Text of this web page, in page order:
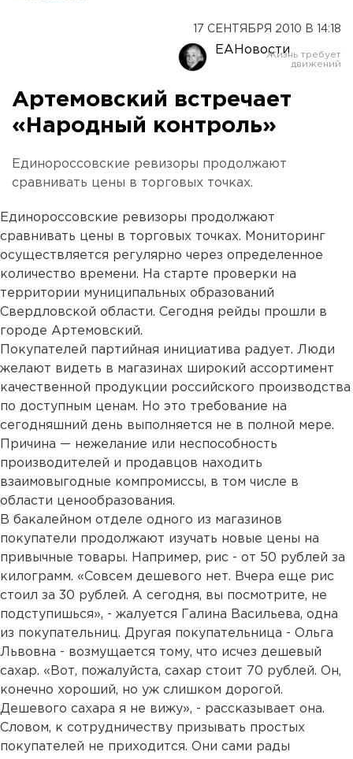
17 СЕНТЯБРЯ 2010 В 14:18
ЕАНовости
Артемовский встречает
«Народный контроль»
Единороссовские ревизоры продолжают
сравнивать цены в торговых точках.
Единороссовские ревизоры продолжают
сравнивать цены в торговых точках. Мониторинг
осуществляется регулярно через определенное
количество времени. На старте проверки на
территории муниципальных образований
Свердловской области. Сегодня рейды прошли в
городе Артемовский.
Покупателей партийная инициатива радует. Люди
желают видеть в магазинах широкий ассортимент
качественной продукции российского производства
по доступным ценам. Но это требование на
сегодняшний день выполняется не в полной мере.
Причина — нежелание или неспособность
производителей и продавцов находить
взаимовыгодные компромиссы, в том числе в
области ценообразования.
В бакалейном отделе одного из магазинов
покупатели продолжают изучать новые цены на
привычные товары. Например, рис - от 50 рублей за
килограмм. «Совсем дешевого нет. Вчера еще рис
стоил за 30 рублей. А сегодня, вы посмотрите, не
подступишься», - жалуется Галина Васильева, одна
из покупательниц. Другая покупательница - Ольга
Львовна - возмущается тому, что исчез дешевый
сахар. «Вот, пожалуйста, сахар стоит 70 рублей. Он,
конечно хороший, но уж слишком дорогой.
Дешевого сахара я не вижу», - рассказывает она.
Словом, к сотрудничеству призывать простых
покупателей не приходится. Они сами рады